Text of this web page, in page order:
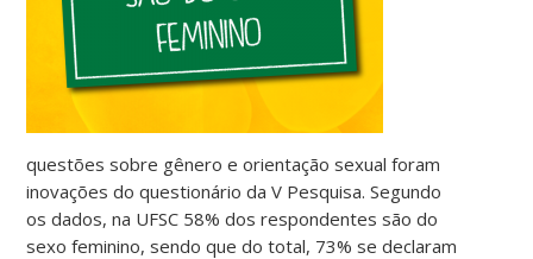
questões sobre gênero e orientação sexual foram
inovações do questionário da V Pesquisa. Segundo
os dados, na UFSC 58% dos respondentes são do
sexo feminino, sendo que do total, 73% se declaram